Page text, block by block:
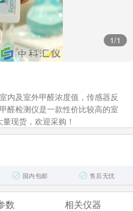
1/1
内及室外甲醛浓度值，传感器反
醛检测仪是一款性价比较高的室
现货，欢迎采购！
国内包邮 售后无忧
数 相关仪器